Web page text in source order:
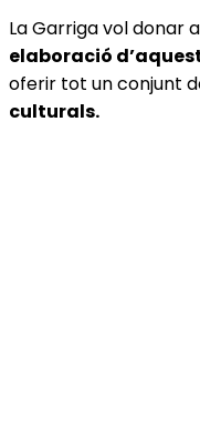
La Garriga vol donar a
elaboració
oferir tot un conjunt
culturals.